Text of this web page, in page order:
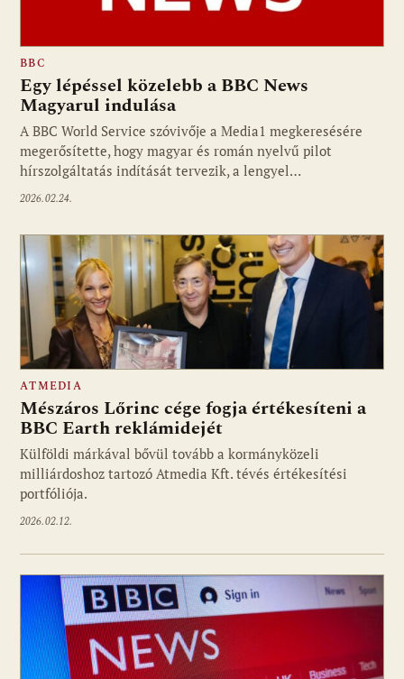
BBC
Egy lépéssel közelebb a BBC News
Magyarul indulása
A BBC World Service szóvivője a Media1 megkeresésére
megerősítette, hogy magyar és román nyelvű pilot
hírszolgáltatás indítását tervezik, a lengyel…
2026.02.24.
ATMEDIA
Mészáros Lőrinc cége fogja értékesíteni a
BBC Earth reklámidejét
Külföldi márkával bővül tovább a kormányközeli
milliárdoshoz tartozó Atmedia Kft. tévés értékesítési
portfóliója.
2026.02.12.